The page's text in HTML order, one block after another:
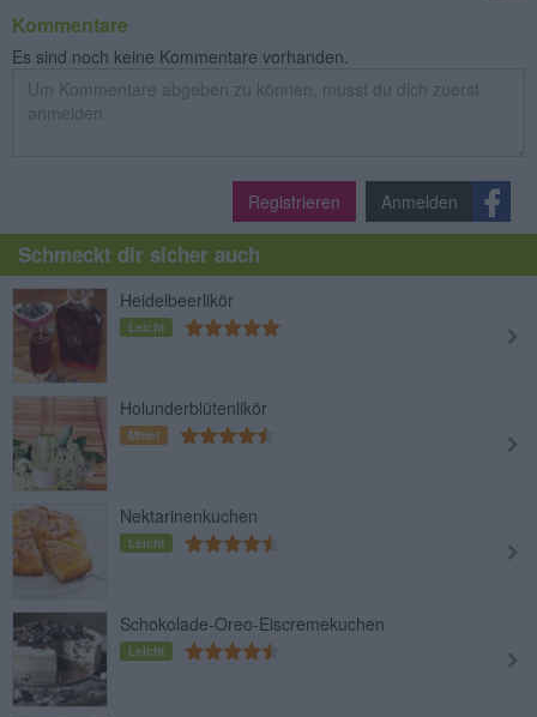
Kommentare
Es sind noch keine Kommentare vorhanden.
Registrieren Anmelden
Schmeckt dir sicher auch
Heidelbeerlikör
Leicht
Holunderblütenlikör
Mittel
Nektarinenkuchen
Leicht
Schokolade-Oreo-Eiscremekuchen
Leicht